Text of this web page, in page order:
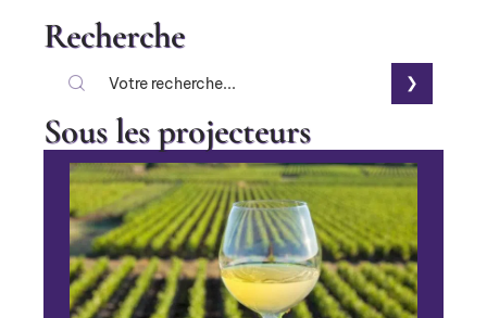
Recherche
Sous les projecteurs